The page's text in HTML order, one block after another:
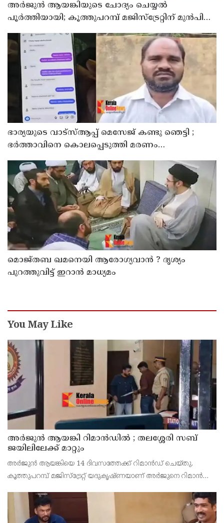
അര്‍ജുന്‍ ആയങ്കിയുടെ ചോദ്യം ചെയ്യല്‍
പൂര്‍ത്തിയായി; കൂത്തുപറമ്പ് മജിസ്ട്രേറ്റിന് മുൻപില്‍
ഹാജരാക്കും
ഭാര്യയുടെ വാട്സ്ആപ്പ് മെസേജ് കണ്ടു ഞെട്ടി ;
ഭര്‍ത്താവിനെ കൊലപ്പെടുത്തി മരണം
റോഡപകടമാക്കി മാറ്റാന്‍ കാമുകനുമായി
പദ്ധതിയിട്ട യുവതിയും സുഹൃത്തും ഒളിവില്‍
മൊജ്തബ ഖമനെയി ആരോഗ്യവാന്‍ ? ദൃശ്യം
പുറത്തുവിട്ട് ഇറാന്‍ മാധ്യമം
You May Like
അര്‍ജുന്‍ ആയങ്കി റിമാന്‍ഡില്‍ ; തലശ്ശേരി സബ്
ജയിലിലേക്ക് മാറ്റും
അർജുൻ ആയങ്കിയെ 14 ദിവസത്തേക്ക് റിമാൻഡ് ചെയ്തു.
കൂത്തുപറമ്പ് മജിസ്ട്രേറ്റ് യദുകൃഷ്ണയാണ് അർജുനെ റിമാൻഡ്
ഭീഷണിപ്പെടുത്തിയെന്നാരോപിച്ച് ‌